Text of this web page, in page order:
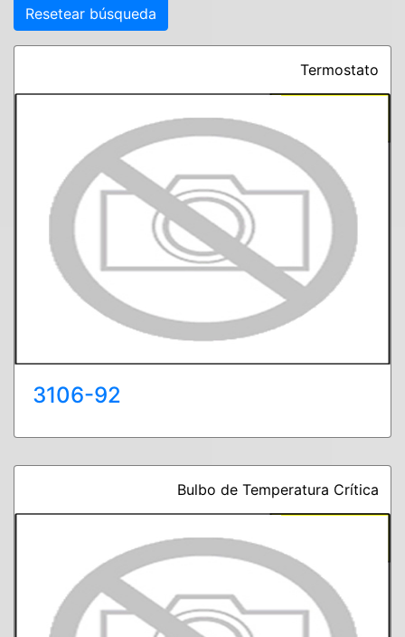
Resetear búsqueda
Termostato
3106-92
Bulbo de Temperatura Crítica